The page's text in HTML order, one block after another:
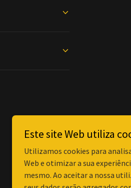
Este site Web utiliza
Utilizamos cookies para
Web e otimizar a sua
mesmo. Ao aceitar a nossa